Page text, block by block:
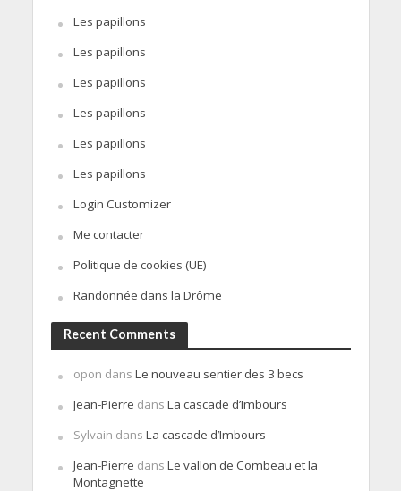
Les papillons
Les papillons
Les papillons
Les papillons
Les papillons
Les papillons
Login Customizer
Me contacter
Politique de cookies (UE)
Randonnée dans la Drôme
Recent Comments
opon dans Le nouveau sentier des 3 becs
Jean-Pierre dans La cascade d’Imbours
Sylvain dans La cascade d’Imbours
Jean-Pierre dans Le vallon de Combeau et la
Montagnette